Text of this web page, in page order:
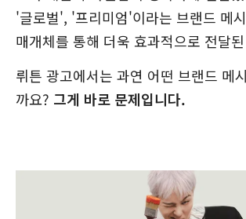
'글로벌', '프리미엄'이라는 브랜드 메
매개체를 통해 더욱 효과적으로 전달
뤼튼 광고에서는 과연 어떤 브랜드 메
까요? 그게 바로 문제입니다.